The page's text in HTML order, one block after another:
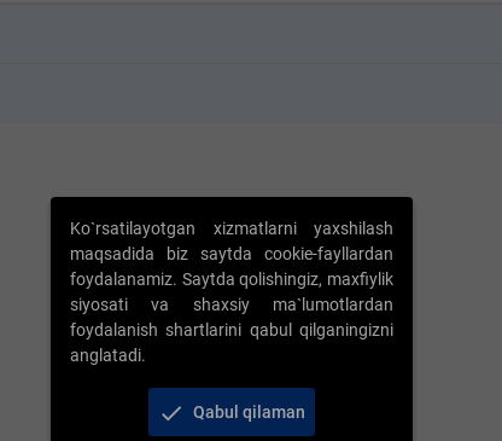
Ko`rsatilayotgan xizmatlarni yaxshilash
maqsadida biz saytda cookie-fayllardan
foydalanamiz. Saytda qolishingiz, maxfiylik
siyosati va shaxsiy ma`lumotlardan
foydalanish shartlarini qabul qilganingizni
anglatadi.
check Qabul qilaman